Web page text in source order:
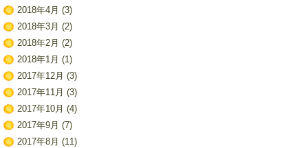
2018年4月 (3)
2018年3月 (2)
2018年2月 (2)
2018年1月 (1)
2017年12月 (3)
2017年11月 (3)
2017年10月 (4)
2017年9月 (7)
2017年8月 (11)